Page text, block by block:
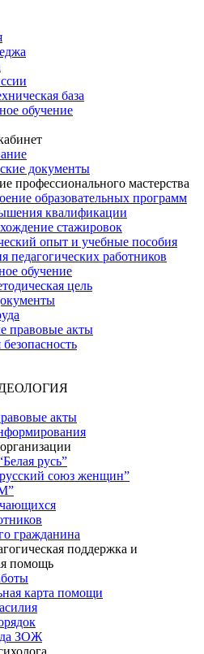
база
обучение
документы
профессионального мастерства
образовательных программ
квалификации
стажировок
опыт и учебные пособия
педагогических работников
обучение
цель
правовые акты
акты
русь”
союз женщин”
гражданина
поддержка и
помощь
карта помощи
ЗОЖ